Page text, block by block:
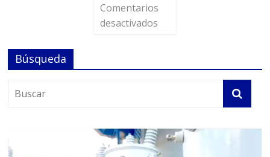
Comentarios
desactivados
Búsqueda